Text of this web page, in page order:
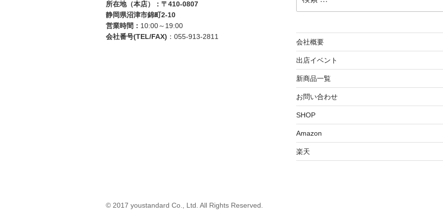
所在地（本店）：〒410-0807
静岡県沼津市錦町2-10
営業時間： 10:00～19:00
会社番号(TEL/FAX) ：055-913-2811
索:
会社概要
出店イベント
新商品一覧
お問い合わせ
SHOP
Amazon
楽天
© 2017 youstandard Co., Ltd. All Rights Reserved.